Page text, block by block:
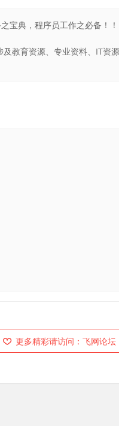
宝典，程序员工作之必备！！
教育资源、专业资料、IT资
更多精彩请访问：飞网论坛